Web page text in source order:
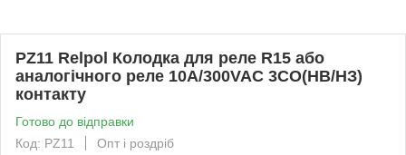
PZ11 Relpol Колодка для реле R15 або
аналогічного реле 10А/300VAC 3CO(НВ/НЗ)
контакту
Готово до відправки
Код: PZ11
Опт і роздріб